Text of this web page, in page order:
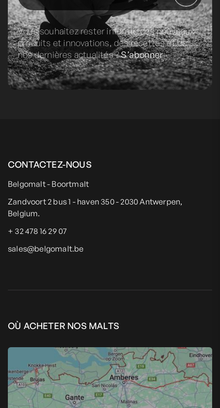
VISITER LE SITE WEB
AFFICHER SUR LA
CARTE
TAN LONG STEEL IMPORT EXPORT
COMPANY LIMITED
SHANGHAI GALAN INTERNATIONAL TRADE
CO.,LTD.
Rm.418, No.201 Xinjinqiao Road
Vous souhaitez rester informé des nouveaux
produits et innovations, des recettes et de
nos dernières actualités ?S’abonner
CONTACTEZ-NOUS
Belgomalt - Boortmalt
Zandvoort 2 bus 1 - haven 350 - 2030 Antwerpen,
Belgium.
+ 32 478 16 29 07
sales@belgomalt.be
OÙ ACHETER NOS MALTS